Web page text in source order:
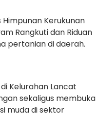
Kerukunan
Rangkuti dan Riduan
pertanian di daerah.
Kelurahan Lancat
sekaligus membuka
muda di sektor